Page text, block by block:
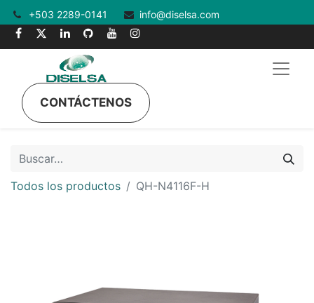
+503 2289-0141 info@diselsa.com
CONTÁCTENOS
Todos los productos QH-N4116F-H